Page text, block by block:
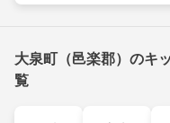
大泉町（邑楽郡）のキ
覧